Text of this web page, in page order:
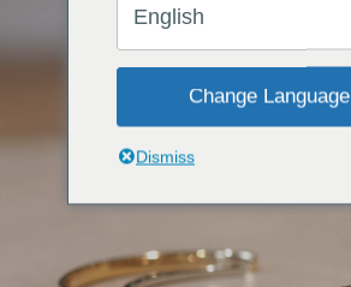
English
Change Language
Dismiss